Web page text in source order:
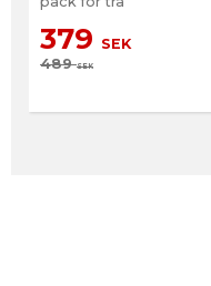
379 SEK
489SEK